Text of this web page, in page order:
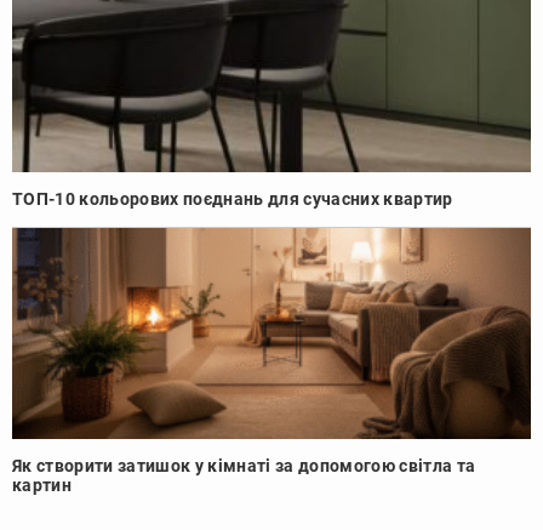
ТОП-10 кольорових поєднань для сучасних квартир
Як створити затишок у кімнаті за допомогою світла та
картин